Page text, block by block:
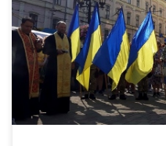
боях під Іловайському у
БУРАВЧИКОВ ОЛЕКСІЙ
шана Героям! Вічна пам’ять
Більше фото з акції
[…]